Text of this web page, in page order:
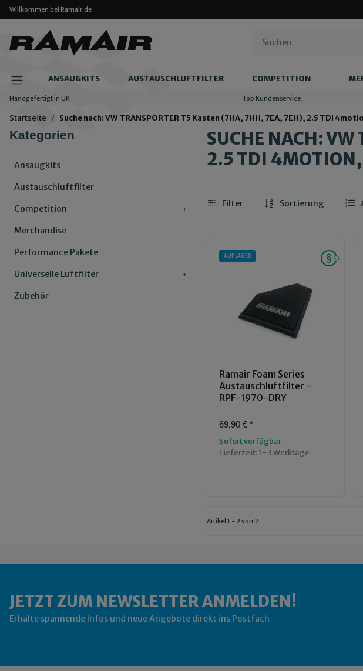
Willkommen bei Ramair.de
ANSAUGKITS AUSTAUSCHLUFTFILTER COMPETITION
Handgefertigt in UK Top Kundenservice
Startseite Suche nach: VW TRANSPORTER T5 Kasten (7HA, 7HH, 7EA, 7EH), 2.5 TDI
SUCHE NACH:
2.5 TDI
Filter Sortierung
AUF LAGER
Ramair Foam Series
Austauschluftfilter -
RPF-1970-DRY
69,90 € *
Sofort verfügbar
Lieferzeit:1 - 3 Werktage
Artikel 1 - 2 von 2
Kategorien
Ansaugkits
Austauschluftfilter
Competition
Merchandise
Performance Pakete
Universelle Luftfilter
Zubehör
JETZT ZUM NEWSLETTER ANMELDEN!
Erhalte spannende Infos und neue Angebote direkt ins Postfach